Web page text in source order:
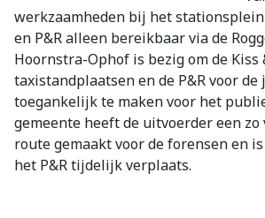
werkzaamheden bij het
en P&R alleen bereikbaar via de
Hoornstra-Ophof is bezig om de Kiss
taxistandplaatsen en de P&R voor
toegankelijk te maken voor het
gemeente heeft de uitvoerder een
route gemaakt voor de forensen en
het P&R tijdelijk verplaats.